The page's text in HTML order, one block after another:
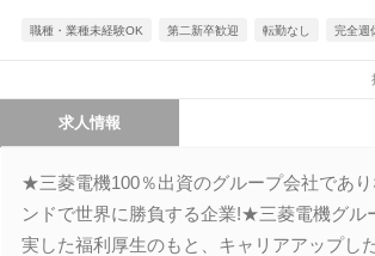
職種・業種未経験OK 第二新卒歓迎 転勤なし 完全週
求人情報
★三菱電機100％出資のグループ会社であ
ンドで世界に勝負する企業!★三菱電機グル
実した福利厚生のもと、キャリアアップし